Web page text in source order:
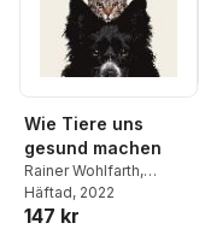
Wie Tiere uns
gesund machen
Rainer Wohlfarth,
Bettina Mutschler
Häftad, 2022
147 kr